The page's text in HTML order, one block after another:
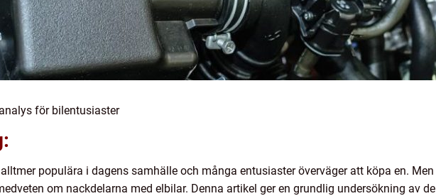
för bilentusiaster
populära i dagens samhälle och många entusiaster överväger att köpa en.
om nackdelarna med elbilar. Denna artikel ger en grundlig undersökning av